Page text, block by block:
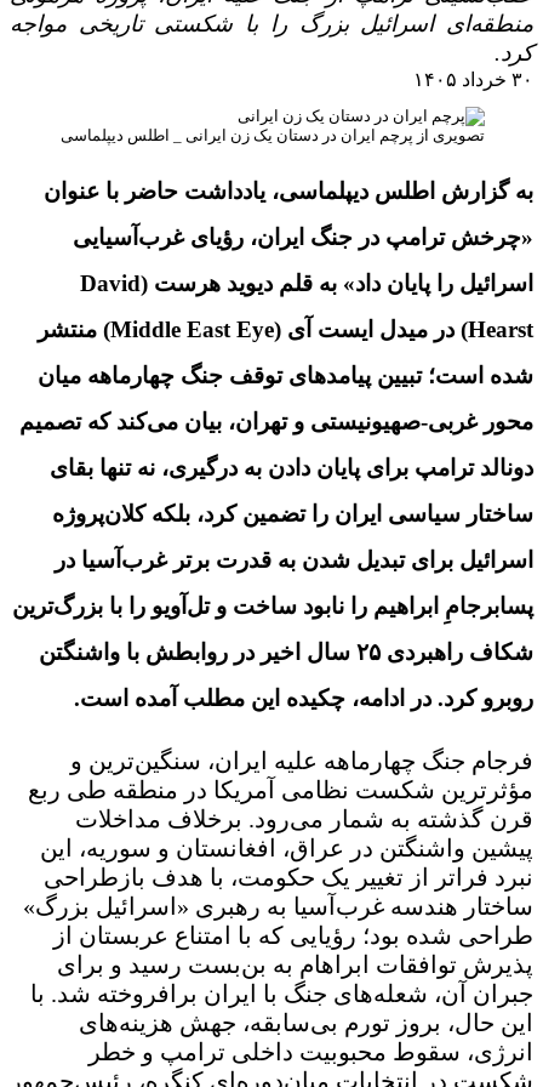
منطقه‌ای اسرائیل بزرگ را با شکستی تاریخی مواجه
کرد.
۳۰ خرداد ۱۴۰۵
تصویری از پرچم ایران در دستان یک زن ایرانی _ اطلس دیپلماسی
به گزارش اطلس دیپلماسی، یادداشت حاضر با عنوان
«چرخش ترامپ در جنگ ایران، رؤیای غرب‌آسیایی
اسرائیل را پایان داد» به قلم دیوید هرست (David
Hearst) در میدل ایست آی (Middle East Eye) منتشر
شده است؛ تبیین پیامدهای توقف جنگ چهارماهه میان
محور غربی-صهیونیستی و تهران، بیان می‌کند که تصمیم
دونالد ترامپ برای پایان دادن به درگیری، نه تنها بقای
ساختار سیاسی ایران را تضمین کرد، بلکه کلان‌پروژه
اسرائیل برای تبدیل شدن به قدرت برتر غرب‌آسیا در
پسابرجامِ ابراهیم را نابود ساخت و تل‌آویو را با بزرگ‌ترین
شکاف راهبردی ۲۵ سال اخیر در روابطش با واشنگتن
روبرو کرد. در ادامه، چکیده این مطلب آمده است.
فرجام جنگ چهارماهه علیه ایران، سنگین‌ترین و
مؤثرترین شکست نظامی آمریکا در منطقه طی ربع
قرن گذشته به شمار می‌رود. برخلاف مداخلات
پیشین واشنگتن در عراق، افغانستان و سوریه، این
نبرد فراتر از تغییر یک حکومت، با هدف بازطراحی
ساختار هندسه غرب‌آسیا به رهبری «اسرائیل بزرگ»
طراحی شده بود؛ رؤیایی که با امتناع عربستان از
پذیرش توافقات ابراهام به بن‌بست رسید و برای
جبران آن، شعله‌های جنگ با ایران برافروخته شد. با
این حال، بروز تورم بی‌سابقه، جهش هزینه‌های
انرژی، سقوط محبوبیت داخلی ترامپ و خطر
شکست در انتخابات میان‌دوره‌ای کنگره، رئیس‌جمهور